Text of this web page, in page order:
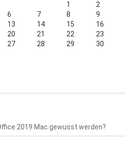
1
2
6 7 8
9
13 14 15
16
20 21 22
23
27 28 29
30
2019 Mac gewusst werden?